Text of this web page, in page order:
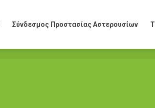
Σύνδεσμος Προστασίας Αστερουσίων